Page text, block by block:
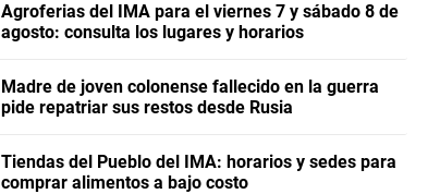
Agroferias del IMA para el viernes 7 y sábado 8 de
agosto: consulta los lugares y horarios
Madre de joven colonense fallecido en la guerra
pide repatriar sus restos desde Rusia
Tiendas del Pueblo del IMA: horarios y sedes para
comprar alimentos a bajo costo